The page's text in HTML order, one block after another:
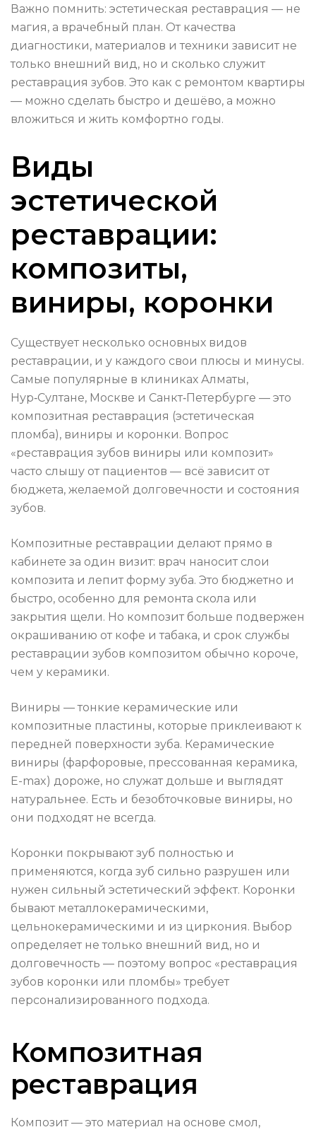
Важно помнить: эстетическая реставрация — не
магия, а врачебный план. От качества
диагностики, материалов и техники зависит не
только внешний вид, но и сколько служит
реставрация зубов. Это как с ремонтом квартиры
— можно сделать быстро и дешёво, а можно
вложиться и жить комфортно годы.
Виды
эстетической
реставрации:
композиты,
виниры, коронки
Существует несколько основных видов
реставрации, и у каждого свои плюсы и минусы.
Самые популярные в клиниках Алматы,
Нур‑Султане, Москве и Санкт‑Петербурге — это
композитная реставрация (эстетическая
пломба), виниры и коронки. Вопрос
«реставрация зубов виниры или композит»
часто слышу от пациентов — всё зависит от
бюджета, желаемой долговечности и состояния
зубов.
Композитные реставрации делают прямо в
кабинете за один визит: врач наносит слои
композита и лепит форму зуба. Это бюджетно и
быстро, особенно для ремонта скола или
закрытия щели. Но композит больше подвержен
окрашиванию от кофе и табака, и срок службы
реставрации зубов композитом обычно короче,
чем у керамики.
Виниры — тонкие керамические или
композитные пластины, которые приклеивают к
передней поверхности зуба. Керамические
виниры (фарфоровые, прессованная керамика,
E-max) дороже, но служат дольше и выглядят
натуральнее. Есть и безобточковые виниры, но
они подходят не всегда.
Коронки покрывают зуб полностью и
применяются, когда зуб сильно разрушен или
нужен сильный эстетический эффект. Коронки
бывают металлокерамическими,
цельнокерамическими и из циркония. Выбор
определяет не только внешний вид, но и
долговечность — поэтому вопрос «реставрация
зубов коронки или пломбы» требует
персонализированного подхода.
Композитная
реставрация
Композит — это материал на основе смол,